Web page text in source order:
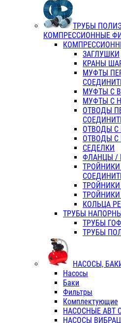
ТРУБЫ
КОМПРЕССИОННЫЕ
ЗАГЛУШКИ
КРАНЫ
МУФТЫ
МУФТЫ С
МУФТЫ С
ОТВОДЫ
ОТВОДЫ С
ОТВОДЫ С
СЕДЕЛКИ
ФЛАНЦЫ /
ТРОЙНИКИ
КОЛЬЦА
ТРУБЫ
ТРУБЫ
ТРУБЫ
НАСОСЫ,
Насосы
Баки
Фильтры
Комплектующие
НАСОСНЫЕ АВТ
НАСОСЫ